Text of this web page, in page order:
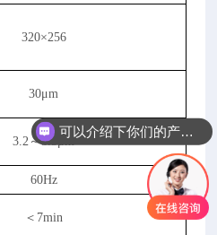
320×256
30μm
3.2～3.5μm
60Hz
＜7min
可以介绍下你们的产品么